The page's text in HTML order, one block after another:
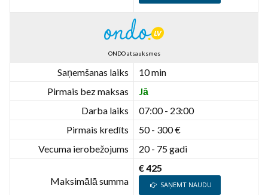
ONDO atsauksmes
Saņemšanas laiks
10 min
Pirmais bez maksas
Jā
Darba laiks
07:00 - 23:00
Pirmais kredīts
50 - 300 €
Vecuma ierobežojums
20 - 75 gadi
Maksimālā summa
€ 425
SAŅEMT NAUDU